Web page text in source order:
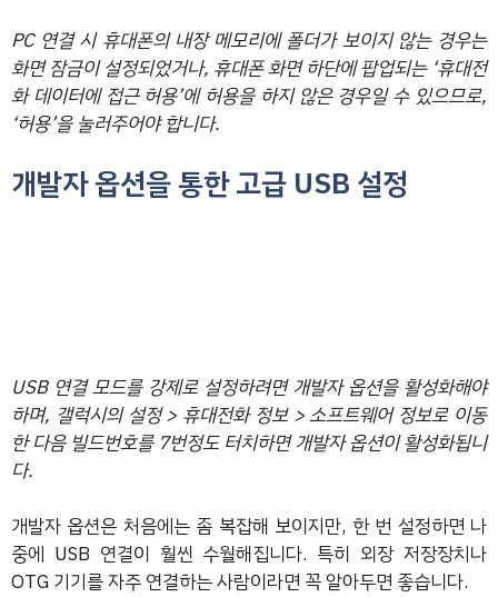
PC 연결 시 휴대폰의 내장 메모리에 폴더가 보이지 않는 경우는
화면 잠금이 설정되었거나, 휴대폰 화면 하단에 팝업되는 ‘휴대전
화 데이터에 접근 허용’에 허용을 하지 않은 경우일 수 있으므로,
‘허용’을 눌러주어야 합니다.
개발자 옵션을 통한 고급 USB 설정
USB 연결 모드를 강제로 설정하려면 개발자 옵션을 활성화해야
하며, 갤럭시의 설정 > 휴대전화 정보 > 소프트웨어 정보로 이동
한 다음 빌드번호를 7번정도 터치하면 개발자 옵션이 활성화됩니
다.
개발자 옵션은 처음에는 좀 복잡해 보이지만, 한 번 설정하면 나
중에 USB 연결이 훨씬 수월해집니다. 특히 외장 저장장치나
OTG 기기를 자주 연결하는 사람이라면 꼭 알아두면 좋습니다.